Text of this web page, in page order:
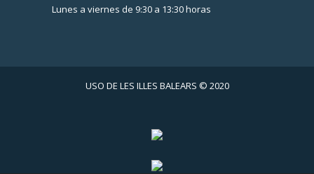
Lunes a viernes de 9:30 a 13:30 horas
USO DE LES ILLES BALEARS © 2020